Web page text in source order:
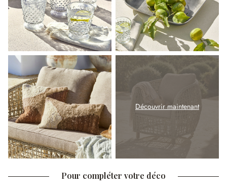
Découvrir maintenant
Pour compléter votre déco